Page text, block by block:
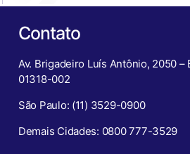
Contato
Av. Brigadeiro Luís Antônio, 2050 –
01318-002
São Paulo: (11) 3529-0900
Demais Cidades: 0800 777-3529